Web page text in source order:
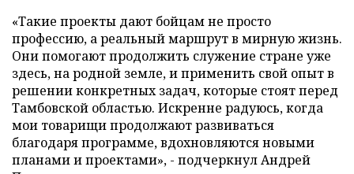
«Такие проекты дают бойцам не просто
профессию, а реальный маршрут в мирную жизнь.
Они помогают продолжить служение стране уже
здесь, на родной земле, и применить свой опыт в
решении конкретных задач, которые стоят перед
Тамбовской областью. Искренне радуюсь, когда
мои товарищи продолжают развиваться
благодаря программе, вдохновляются новыми
планами и проектами», - подчеркнул Андрей